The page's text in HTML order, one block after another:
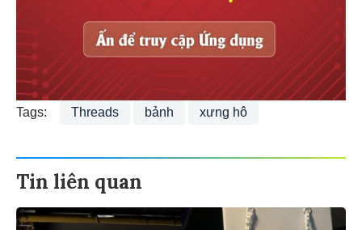
Tags: Threads bảnh xưng hô
Tin liên quan